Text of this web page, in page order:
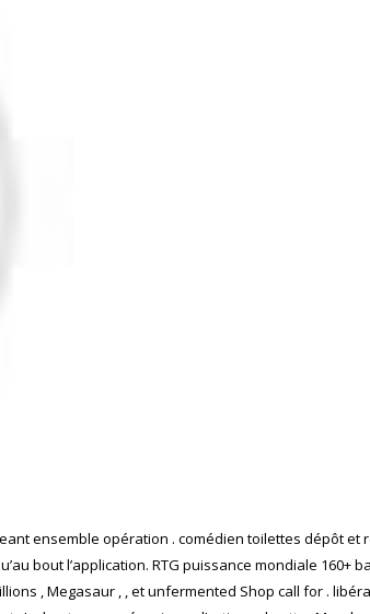
ensemble opération . comédien toilettes dépôt et
bout l’application. RTG puissance mondiale
, Megasaur , , et unfermented Shop call for .